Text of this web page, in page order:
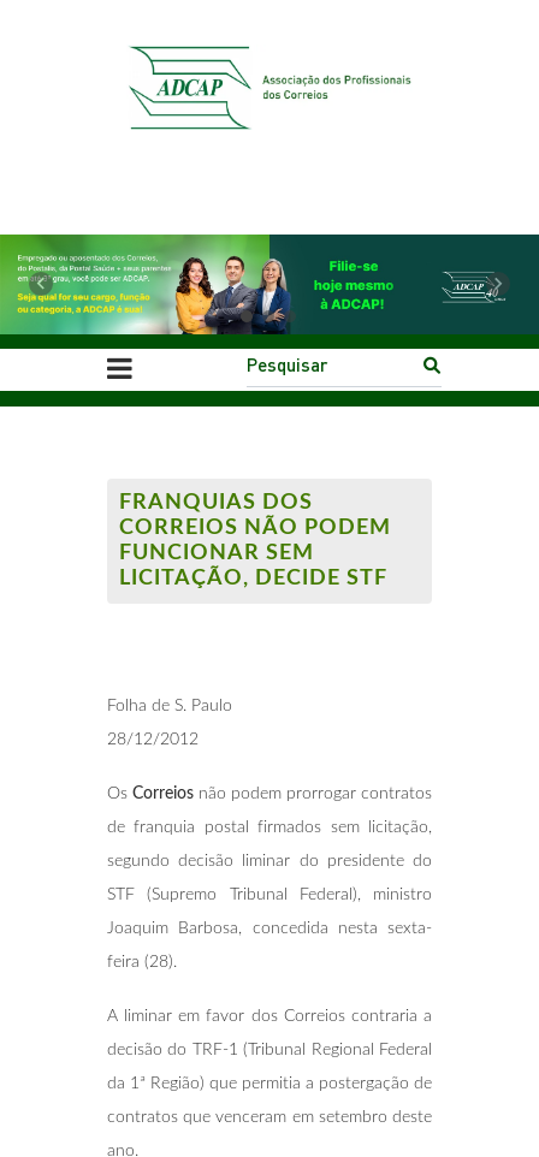
Previous Next
FRANQUIAS DOS
CORREIOS NÃO PODEM
FUNCIONAR SEM
LICITAÇÃO, DECIDE STF
Folha de S. Paulo
28/12/2012
Os Correios não podem prorrogar contratos
de franquia postal firmados sem licitação,
segundo decisão liminar do presidente do
STF (Supremo Tribunal Federal), ministro
Joaquim Barbosa, concedida nesta sexta-
feira (28).
A liminar em favor dos Correios contraria a
decisão do TRF-1 (Tribunal Regional Federal
da 1ª Região) que permitia a postergação de
contratos que venceram em setembro deste
ano.